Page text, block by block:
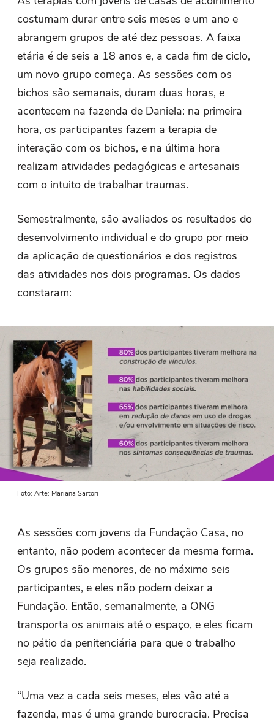
costumam durar entre seis meses e um ano e
abrangem grupos de até dez pessoas. A faixa
etária é de seis a 18 anos e, a cada fim de ciclo,
um novo grupo começa. As sessões com os
bichos são semanais, duram duas horas, e
acontecem na fazenda de Daniela: na primeira
hora, os participantes fazem a terapia de
interação com os bichos, e na última hora
realizam atividades pedagógicas e artesanais
com o intuito de trabalhar traumas.
Semestralmente, são avaliados os resultados do
desenvolvimento individual e do grupo por meio
da aplicação de questionários e dos registros
das atividades nos dois programas. Os dados
constaram:
Foto: Arte: Mariana Sartori
As sessões com jovens da Fundação Casa, no
entanto, não podem acontecer da mesma forma.
Os grupos são menores, de no máximo seis
participantes, e eles não podem deixar a
Fundação. Então, semanalmente, a ONG
transporta os animais até o espaço, e eles ficam
no pátio da penitenciária para que o trabalho
seja realizado.
“Uma vez a cada seis meses, eles vão até a
fazenda, mas é uma grande burocracia. Precisa